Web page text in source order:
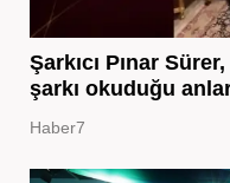
Şarkıcı Pınar
şarkı okuduğu
Haber7